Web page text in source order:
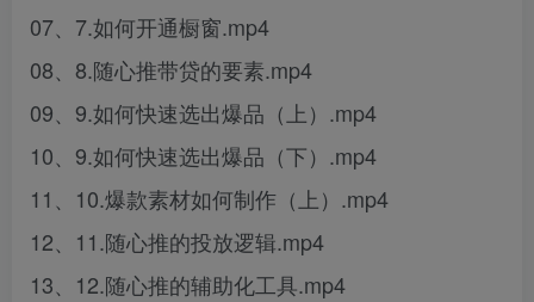
07、7.如何开通橱窗.mp4
08、8.随心推带贷的要素.mp4
09、9.如何快速选出爆品（上）.mp4
10、9.如何快速选出爆品（下）.mp4
11、10.爆款素材如何制作（上）.mp4
12、11.随心推的投放逻辑.mp4
13、12.随心推的辅助化工具.mp4